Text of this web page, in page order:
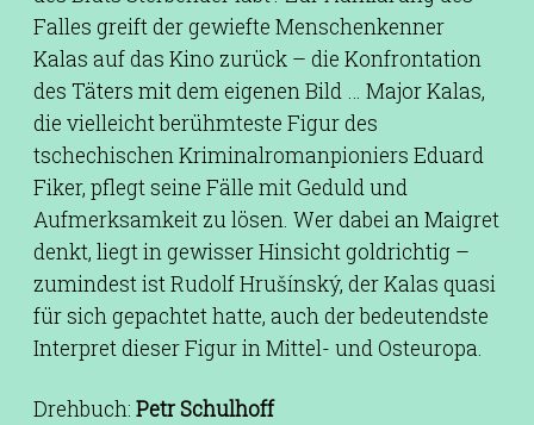
Falles greift der gewiefte Menschenkenner
Kalas auf das Kino zurück – die Konfrontation
des Täters mit dem eigenen Bild … Major Kalas,
die vielleicht berühmteste Figur des
tschechischen Kriminalromanpioniers Eduard
Fiker, pflegt seine Fälle mit Geduld und
Aufmerksamkeit zu lösen. Wer dabei an Maigret
denkt, liegt in gewisser Hinsicht goldrichtig –
zumindest ist Rudolf Hrušínský, der Kalas quasi
für sich gepachtet hatte, auch der bedeutendste
Interpret dieser Figur in Mittel- und Osteuropa.
Drehbuch: Petr Schulhoff